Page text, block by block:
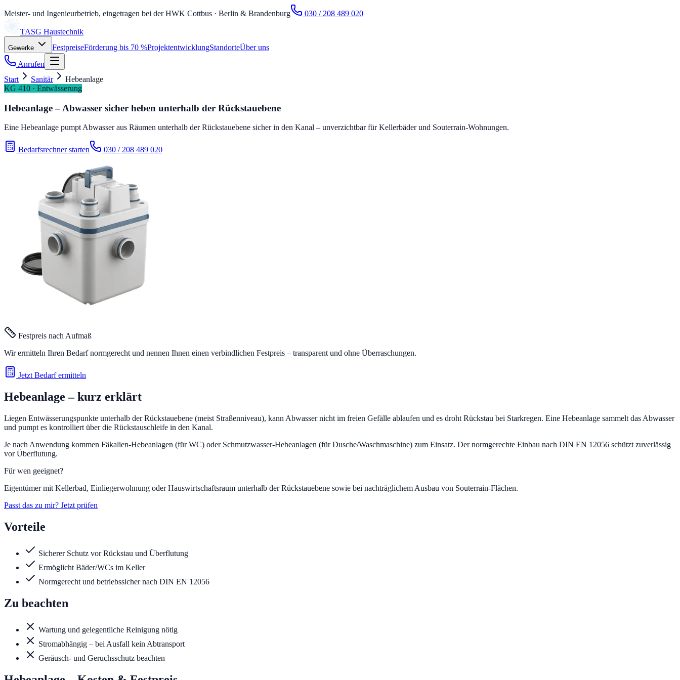
Meister- und Ingenieurbetrieb, eingetragen bei der HWK Cottbus · Berlin & Brandenburg 030 / 208 489 020
TASG Haustechnik
Gewerke FestpreiseFörderung bis 70 %ProjektentwicklungStandorteÜber uns
Anrufen
Start
Sanitär
Hebeanlage
KG 410 · Entwässerung
Hebeanlage – Abwasser sicher heben unterhalb der Rückstauebene
Eine Hebeanlage pumpt Abwasser aus Räumen unterhalb der Rückstauebene sicher in den Kanal – unverzichtbar für Kellerbäder und Souterrain-Wohnungen.
Bedarfsrechner starten 030 / 208 489 020
Festpreis nach Aufmaß
Wir ermitteln Ihren Bedarf normgerecht und nennen Ihnen einen verbindlichen Festpreis – transparent und ohne Überraschungen.
Jetzt Bedarf ermitteln
Hebeanlage – kurz erklärt
Liegen Entwässerungspunkte unterhalb der Rückstauebene (meist Straßenniveau), kann Abwasser nicht im freien Gefälle ablaufen und es droht Rückstau bei Starkregen. Eine Hebeanlage sammelt das Abwasser
und pumpt es kontrolliert über die Rückstauschleife in den Kanal.
Je nach Anwendung kommen Fäkalien-Hebeanlagen (für WC) oder Schmutzwasser-Hebeanlagen (für Dusche/Waschmaschine) zum Einsatz. Der normgerechte Einbau nach DIN EN 12056 schützt zuverlässig
vor Überflutung.
Für wen geeignet?
Eigentümer mit Kellerbad, Einliegerwohnung oder Hauswirtschaftsraum unterhalb der Rückstauebene sowie bei nachträglichem Ausbau von Souterrain-Flächen.
Passt das zu mir? Jetzt prüfen
Vorteile
Sicherer Schutz vor Rückstau und Überflutung
Ermöglicht Bäder/WCs im Keller
Normgerecht und betriebssicher nach DIN EN 12056
Zu beachten
Wartung und gelegentliche Reinigung nötig
Stromabhängig – bei Ausfall kein Abtransport
Geräusch- und Geruchsschutz beachten